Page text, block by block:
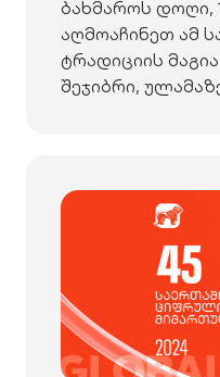
ბახმაროს დოღი,
აღმოაჩინეთ ამ
ტრადიციის
შეჯიბრი,